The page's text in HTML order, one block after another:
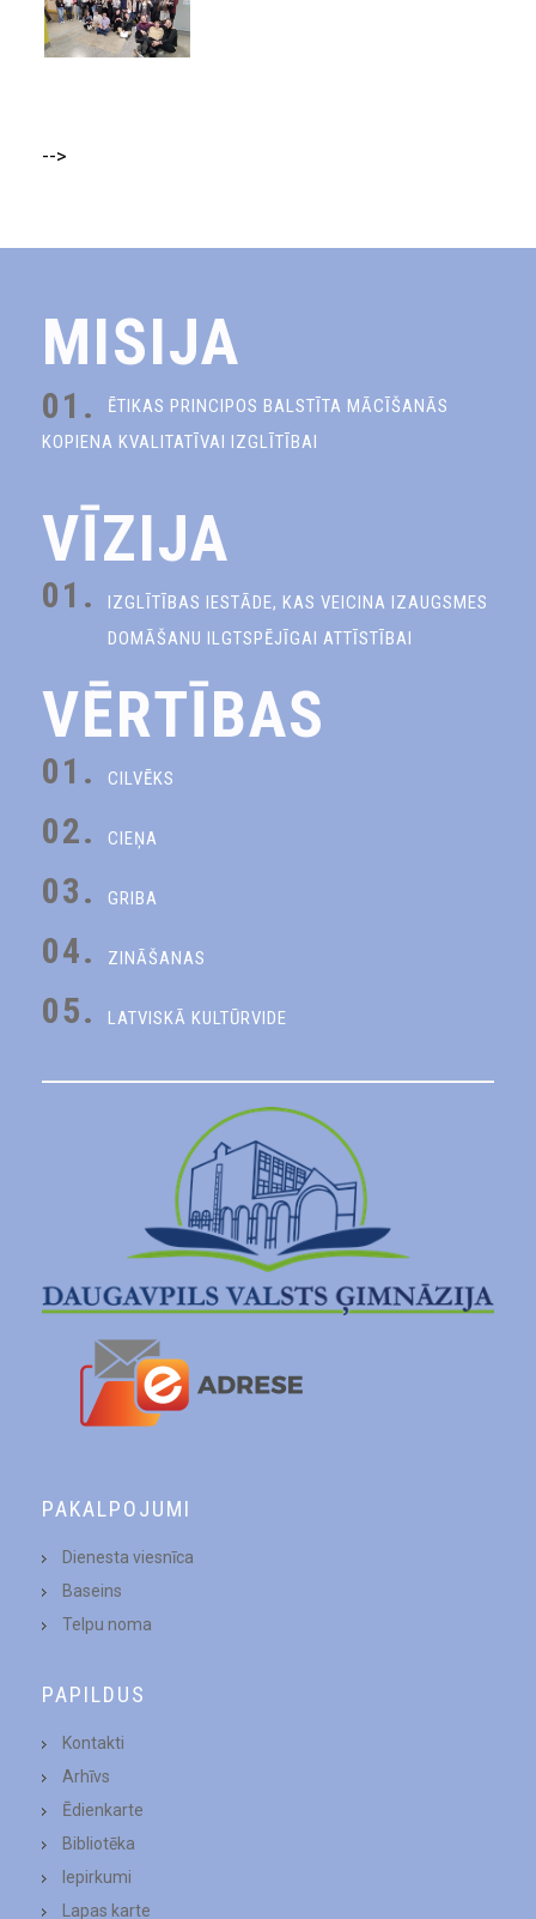
-->
MISIJA
01.
ĒTIKAS PRINCIPOS BALSTĪTA MĀCĪŠANĀS
KOPIENA KVALITATĪVAI IZGLĪTĪBAI
VĪZIJA
01.
IZGLĪTĪBAS IESTĀDE, KAS VEICINA IZAUGSMES
DOMĀŠANU ILGTSPĒJĪGAI ATTĪSTĪBAI
VĒRTĪBAS
01. CILVĒKS
02. CIEŅA
03. GRIBA
04. ZINĀŠANAS
05. LATVISKĀ KULTŪRVIDE
PAKALPOJUMI
Dienesta viesnīca
Baseins
Telpu noma
PAPILDUS
Kontakti
Arhīvs
Ēdienkarte
Bibliotēka
Iepirkumi
Lapas karte